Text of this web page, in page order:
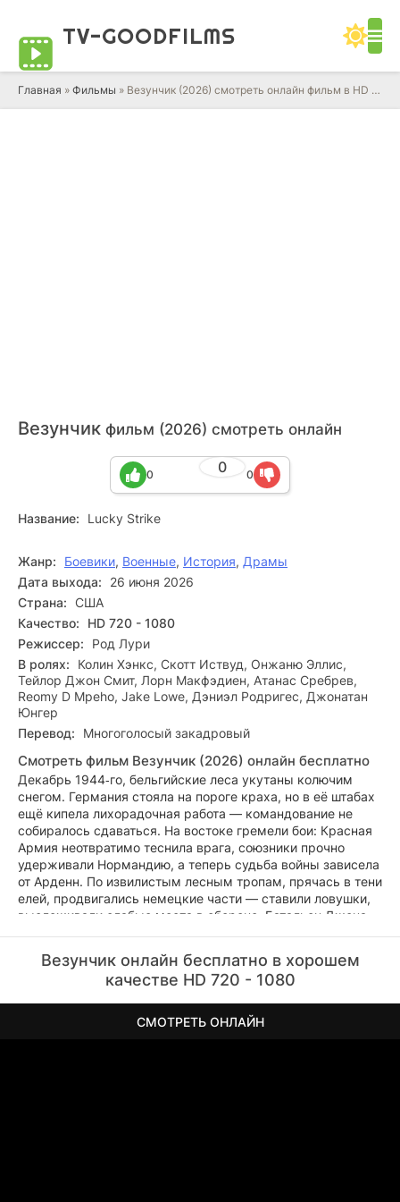
TV-GOODFILMS
Главная » Фильмы » Везунчик (2026) смотреть онлайн фильм в HD качестве 720 - 1080 бесплатно
Везунчик фильм (2026) смотреть онлайн
0
0 0
Название: Lucky Strike
Жанр: Боевики, Военные, История, Драмы
Дата выхода:
26 июня 2026
Страна: США
Качество:
HD 720 - 1080
Режиссер:
Род Лури
В ролях:
Колин Хэнкс, Скотт Иствуд, Онжаню Эллис,
Тейлор Джон Смит, Лорн Макфэдиен, Атанас Сребрев,
Reomy D Mpeho, Jake Lowe, Дэниэл Родригес, Джонатан
Юнгер
Перевод:
Многоголосый закадровый
Смотреть фильм Везунчик (2026) онлайн бесплатно
Декабрь 1944‑го, бельгийские леса укутаны колючим
снегом. Германия стояла на пороге краха, но в её штабах
ещё кипела лихорадочная работа — командование не
собиралось сдаваться. На востоке гремели бои: Красная
Армия неотвратимо теснила врага, союзники прочно
удерживали Нормандию, а теперь судьба войны зависела
от Арденн. По извилистым лесным тропам, прячась в тени
елей, продвигались немецкие части — ставили ловушки,
выслеживали слабые места в обороне. Батальон Джона
ждали не обычные солдаты, а эсэсовцы — люди, давно
забывшие о жалости. Джону предстояло сойтись в
схватке с врагом, для которого война давно перестала
быть борьбой и превратилась в охоту.
Везунчик онлайн бесплатно в хорошем
качестве HD 720 - 1080
СМОТРЕТЬ ОНЛАЙН